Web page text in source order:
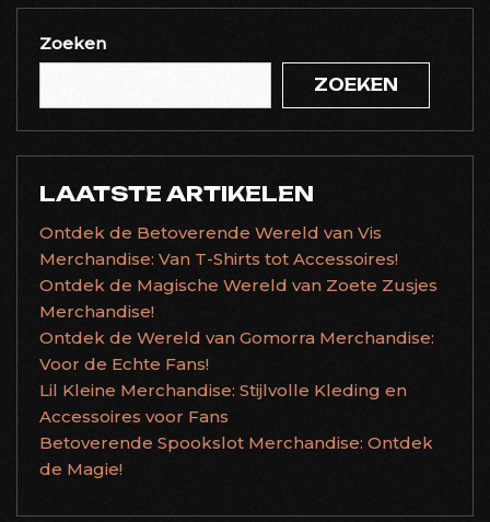
Zoeken
ZOEKEN
LAATSTE ARTIKELEN
Ontdek de Betoverende Wereld van Vis
Merchandise: Van T-Shirts tot Accessoires!
Ontdek de Magische Wereld van Zoete Zusjes
Merchandise!
Ontdek de Wereld van Gomorra Merchandise:
Voor de Echte Fans!
Lil Kleine Merchandise: Stijlvolle Kleding en
Accessoires voor Fans
Betoverende Spookslot Merchandise: Ontdek
de Magie!